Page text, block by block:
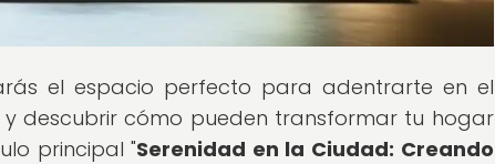
el espacio perfecto para adentrarte en el
descubrir cómo pueden transformar tu hogar
principal "Serenidad en la Ciudad: Creando